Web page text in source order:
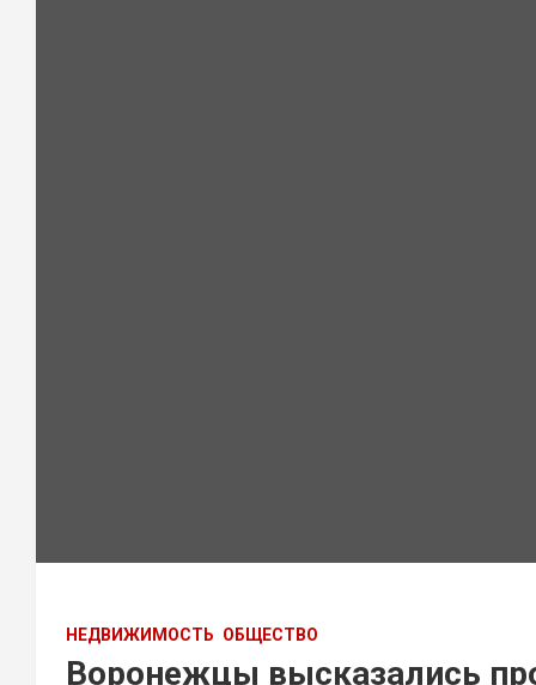
НЕДВИЖИМОСТЬ ОБЩЕСТВО
Воронежцы высказались